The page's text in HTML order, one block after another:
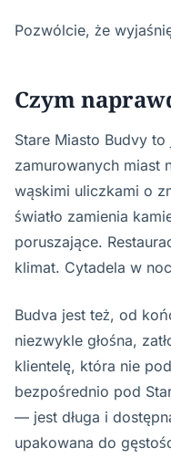
Pozwólcie, że
Czym
Stare Miasto Budvy
zamurowanych miast
wąskimi uliczkami o
światło zamienia
poruszające.
klimat. Cytadela w
Budva jest też, od
niezwykle głośna,
klientelę, która nie
bezpośrednio pod
— jest długa i
upakowana do